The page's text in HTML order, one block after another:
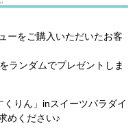
ーをご購入いただいたお客
ランダムでプレゼントしま
りん」inスイーツパラダイ
めください♪